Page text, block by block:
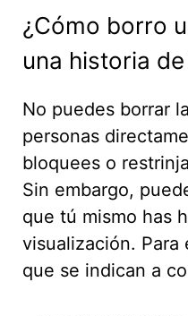
¿Cómo borro
una historia
No puedes borrar
personas
bloquees o
Sin embargo,
que tú mismo has
visualización. Para
que se indican a